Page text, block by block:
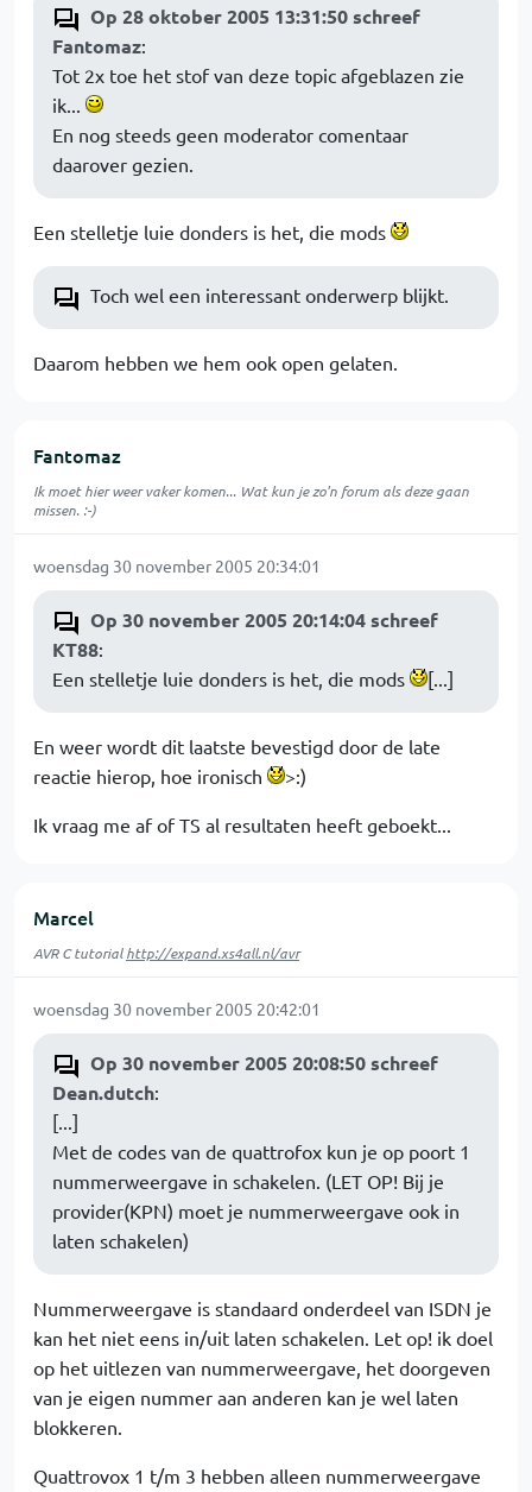
Op 28 oktober 2005 13:31:50 schreef
Fantomaz:
Tot 2x toe het stof van deze topic afgeblazen zie
ik...
En nog steeds geen moderator comentaar
daarover gezien.
Een stelletje luie donders is het, die mods
Toch wel een interessant onderwerp blijkt.
Daarom hebben we hem ook open gelaten.
Fantomaz
Ik moet hier weer vaker komen... Wat kun je zo'n forum als deze gaan
missen. :-)
woensdag 30 november 2005 20:34:01
Op 30 november 2005 20:14:04 schreef
KT88:
Een stelletje luie donders is het, die mods
[...]
En weer wordt dit laatste bevestigd door de late
reactie hierop, hoe ironisch
>:)
Ik vraag me af of TS al resultaten heeft geboekt...
Marcel
AVR C tutorialhttp://expand.xs4all.nl/avr
woensdag 30 november 2005 20:42:01
Op 30 november 2005 20:08:50 schreef
Dean.dutch:
[...]
Met de codes van de quattrofox kun je op poort 1
nummerweergave in schakelen. (LET OP! Bij je
provider(KPN) moet je nummerweergave ook in
laten schakelen)
Nummerweergave is standaard onderdeel van ISDN je
kan het niet eens in/uit laten schakelen. Let op! ik doel
op het uitlezen van nummerweergave, het doorgeven
van je eigen nummer aan anderen kan je wel laten
blokkeren.
Quattrovox 1 t/m 3 hebben alleen nummerweergave